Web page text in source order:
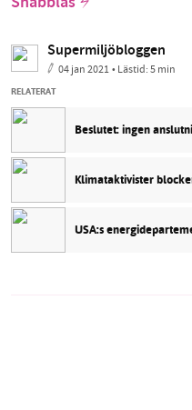
Supermiljöbloggen
04 jan 2021• Lästid:5 min
RELATERAT
Beslutet: ingen
Klimataktivister
USA:s